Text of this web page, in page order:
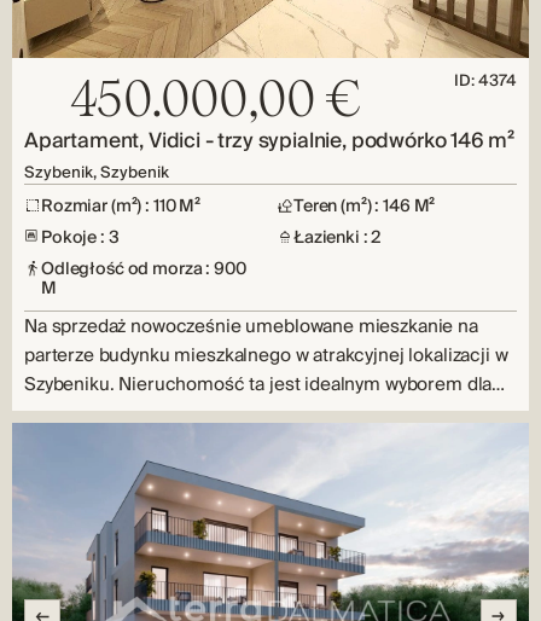
450.000,00 € ID: 4374
Apartament, Vidici - trzy sypialnie, podwórko 146 m²
Szybenik, Szybenik
Rozmiar (m²) : 110 M²
Teren (m²) : 146 M²
Pokoje : 3
Łazienki : 2
Odległość od morza : 900
M
Na sprzedaż nowocześnie umeblowane mieszkanie na
parterze budynku mieszkalnego w atrakcyjnej lokalizacji w
Szybeniku. Nieruchomość ta jest idealnym wyborem dla…